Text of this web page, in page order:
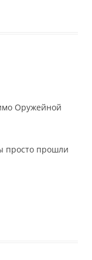
Оружейной
просто прошли